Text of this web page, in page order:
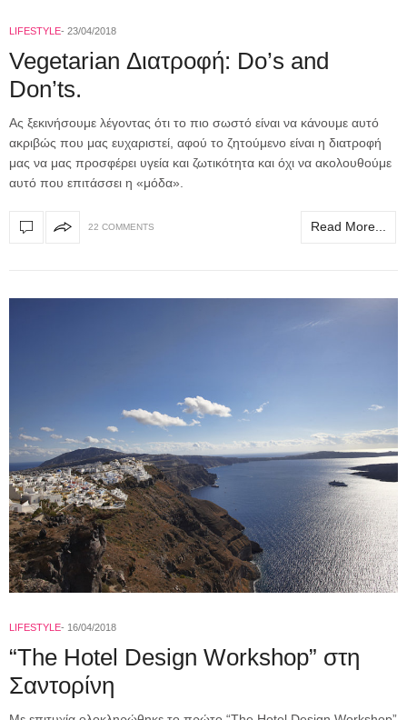
LIFESTYLE 23/04/2018
Vegetarian Διατροφή: Do’s and
Don’ts.
Ας ξεκινήσουμε λέγοντας ότι το πιο σωστό είναι να κάνουμε αυτό
ακριβώς που μας ευχαριστεί, αφού το ζητούμενο είναι η διατροφή
μας να μας προσφέρει υγεία και ζωτικότητα και όχι να ακολουθούμε
αυτό που επιτάσσει η «μόδα».
22 COMMENTS Read More...
LIFESTYLE 16/04/2018
“The Hotel Design Workshop” στη
Σαντορίνη